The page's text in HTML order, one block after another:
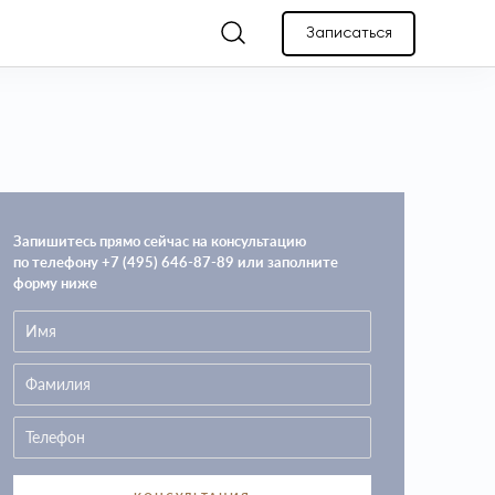
Записаться
Запишитесь прямо сейчас на консультацию
по телефону +7 (495) 646-87-89 или заполните
форму ниже